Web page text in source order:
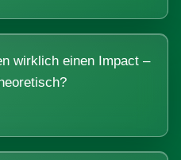
wirklich einen Impact –